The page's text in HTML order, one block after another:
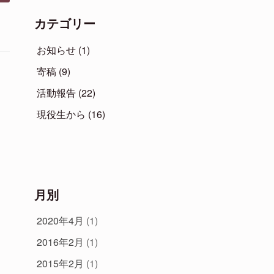
カテゴリー
お知らせ (1)
寄稿 (9)
活動報告 (22)
現役生から (16)
月別
2020年4月 (1)
2016年2月 (1)
2015年2月 (1)